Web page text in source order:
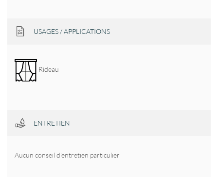
USAGES / APPLICATIONS
Rideau
ENTRETIEN
Aucun conseil d'entretien particulier